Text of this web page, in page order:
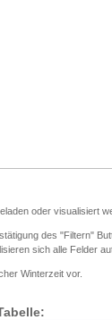
oder visualisiert
des "Filtern"
sich alle Felder
Winterzeit vor.